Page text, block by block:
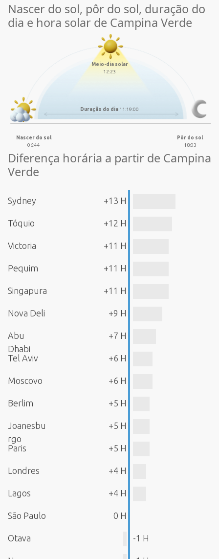
Nascer do sol, pôr do sol, duração do
dia e hora solar de Campina Verde
Meio-dia solar
12:23
Duração do dia 11:19:00
Nascer do sol
06:44
Pôr do sol
18:03
Diferença horária a partir de Campina
Verde
Sydney +13 H
Tóquio +12 H
Victoria +11 H
Pequim +11 H
Singapura +11 H
Nova Deli +9 H
Abu
Dhabi
+7 H
Tel Aviv +6 H
Moscovo +6 H
Berlim +5 H
Joanesbu
rgo
+5 H
Paris +5 H
Londres +4 H
Lagos +4 H
São Paulo 0 H
Otava -1 H